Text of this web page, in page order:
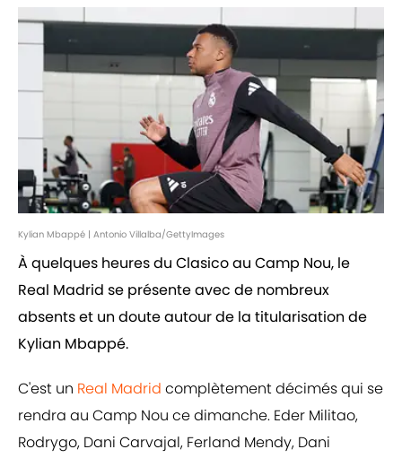
Kylian Mbappé | Antonio Villalba/GettyImages
À quelques heures du Clasico au Camp Nou, le
Real Madrid se présente avec de nombreux
absents et un doute autour de la titularisation de
Kylian Mbappé.
C'est un Real Madrid complètement décimés qui se
rendra au Camp Nou ce dimanche. Eder Militao,
Rodrygo, Dani Carvajal, Ferland Mendy, Dani